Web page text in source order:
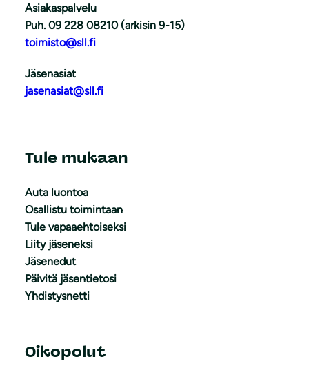
Asiakaspalvelu
Puh. 09 228 08210 (arkisin 9-15)
toimisto@sll.fi
Jäsenasiat
jasenasiat@sll.fi
Tule mukaan
Auta luontoa
Osallistu toimintaan
Tule vapaaehtoiseksi
Liity jäseneksi
Jäsenedut
Päivitä jäsentietosi
Yhdistysnetti
Oikopolut